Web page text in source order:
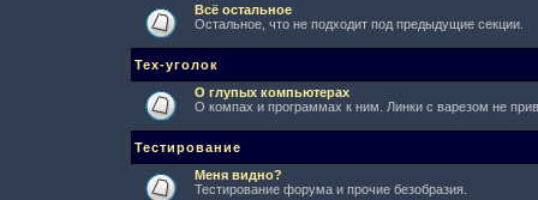
Всё остальное
Остальное, что не подходит под предыдущие секции.
Тех-уголок
О глупых компьютерах
О компах и программах к ним. Линки с варезом не
Тестирование
Меня видно?
Тестирование форума и прочие безобразия.